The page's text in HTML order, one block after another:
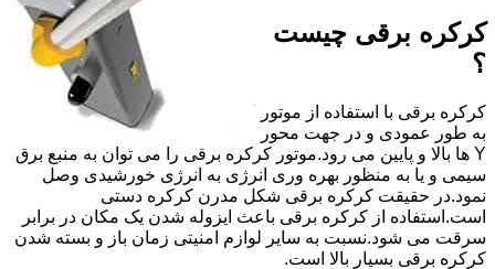
کرکره برقی چیست
؟
کرکره برقی با استفاده از موتور
به طور عمودی و در جهت محور
Y ها بالا و پایین می رود.موتور کرکره برقی را می توان به منبع برق
سیمی و یا به منظور بهره وری انرژی به انرژی خورشیدی وصل
نمود.در حقیقت کرکره برقی شکل مدرن کرکره دستی
است.استفاده از کرکره برقی باعث ایزوله شدن یک مکان در برابر
سرقت می شود.نسبت به سایر لوازم امنیتی زمان باز و بسته شدن
کرکره برقی بسیار بالا است.